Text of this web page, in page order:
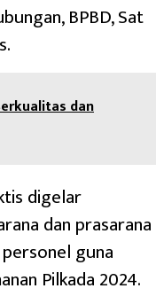
BPBD, Sat
dan
digelar
dan prasarana
guna
Pilkada 2024.